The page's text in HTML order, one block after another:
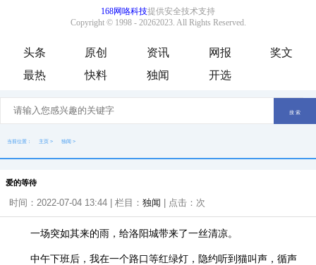
头条 原创 资讯 网报
奖文
最热
快料 独闻 开选
当前位置： 主页 > 独闻 >
爱的等待
时间：2022-07-04 13:44 | 栏目： 独闻 | 点击： 次
一场突如其来的雨，给洛阳城带来了一丝清凉。
中午下班后，我在一个路口等红绿灯，隐约听到猫叫声，循声